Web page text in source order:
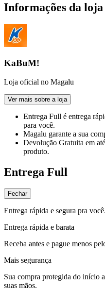
Informações da loja
KaBuM!
Loja oficial no Magalu
Ver mais sobre a loja
Entrega Full é entrega
para você.
Magalu garante a sua
Devolução Gratuita em
produto.
Entrega Full
Fechar
Entrega rápida e segura pra você.
Entrega rápida e barata
Receba antes e pague menos
Mais segurança
Sua compra protegida do início
suas mãos.